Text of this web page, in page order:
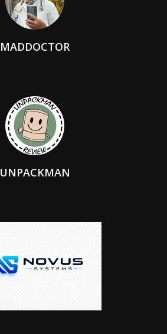
MADDOCTOR
UNPACKMAN